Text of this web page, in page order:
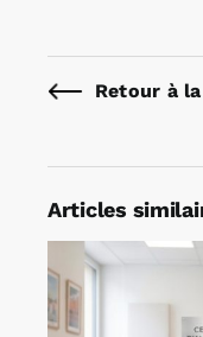
Retour à
Articles